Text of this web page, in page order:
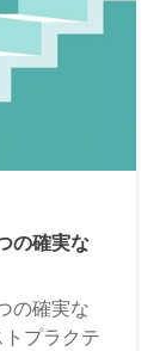
の確実な
の確実な
プラクテ